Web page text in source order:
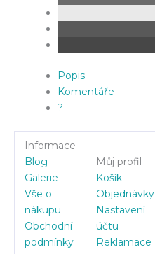
Popis
Komentáře
?
Informace
Blog
Galerie
Vše o
nákupu
Obchodní
podmínky
Můj profil
Košík
Objednávky
Nastavení
účtu
Reklamace